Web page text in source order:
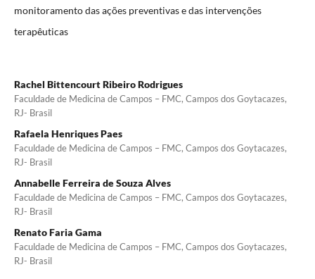
monitoramento das ações preventivas e das intervenções
terapêuticas
Rachel Bittencourt Ribeiro Rodrigues
Faculdade de Medicina de Campos – FMC, Campos dos Goytacazes,
RJ- Brasil
Rafaela Henriques Paes
Faculdade de Medicina de Campos – FMC, Campos dos Goytacazes,
RJ- Brasil
Annabelle Ferreira de Souza Alves
Faculdade de Medicina de Campos – FMC, Campos dos Goytacazes,
RJ- Brasil
Renato Faria Gama
Faculdade de Medicina de Campos – FMC, Campos dos Goytacazes,
RJ- Brasil